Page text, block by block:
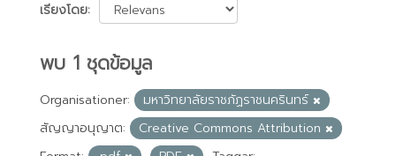
เรียงโดย
พบ 1 ชุดข้อมูล
Organisationer:
มหาวิทยาลัยราชภัฏราชนครินทร์
สัญญาอนุญาต:
Creative Commons Attribution